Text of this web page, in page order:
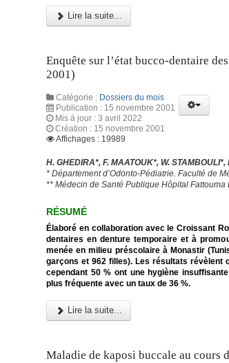
Lire la suite...
Enquête sur l’état bucco-dentaire
2001)
Catégorie : Dossiers du mois
Publication : 15 novembre 2001
Mis à jour : 3 avril 2022
Création : 15 novembre 2001
Affichages : 19989
H. GHEDIRA*, F. MAATOUK*, W.
* Département d’Odonto-Pédiatrie. Faculté de
** Médecin de Santé Publique Hôpital Fattouma
RÉSUMÉ
Élaboré en collaboration avec le Croissant
dentaires en denture temporaire et à
menée en milieu préscolaire à Monastir
garçons et 962 filles). Les résultats révèlent
cependant 50 % ont une hygiène
plus fréquente avec un taux de 36 %.
Lire la suite...
Maladie de kaposi buccale au cours